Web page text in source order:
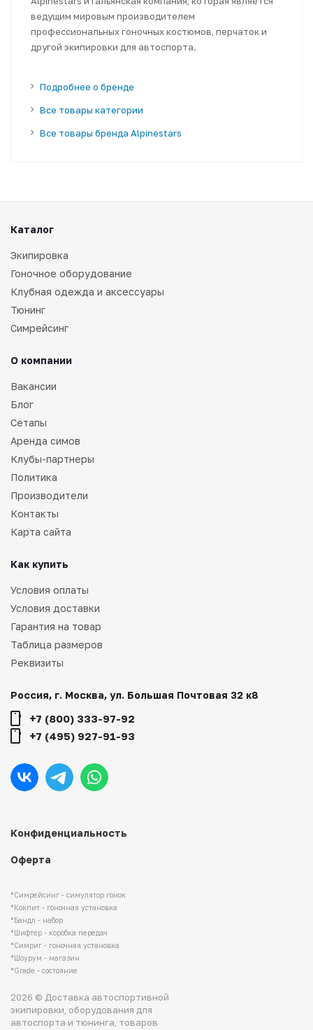
ведущим мировым производителем
профессиональных гоночных костюмов, перчаток и
другой экипировки для автоспорта.
Подробнее о бренде
Все товары категории
Все товары бренда Alpinestars
*Симрейсинг - симулятор гонок
*Кокпит - гоночная установка
*Бандл - набор
*Шифтер - коробка передач
*Симриг - гоночная установка
*Шоурум - магазин
*Grade - состояние
2026 © Доставка автоспортивной
экипировки, оборудования для
автоспорта и тюнинга, товаров
Конфиденциальность
Оферта
Каталог
Экипировка
Гоночное оборудование
Клубная одежда и аксессуары
Тюнинг
Симрейсинг
О компании
Вакансии
Блог
Сетапы
Аренда симов
Клубы-партнеры
Политика
Производители
Контакты
Карта сайта
Как купить
Условия оплаты
Условия доставки
Гарантия на товар
Таблица размеров
Реквизиты
Россия, г. Москва, ул. Большая Почтовая 32 к8
+7 (800) 333-97-92
+7 (495) 927-91-93